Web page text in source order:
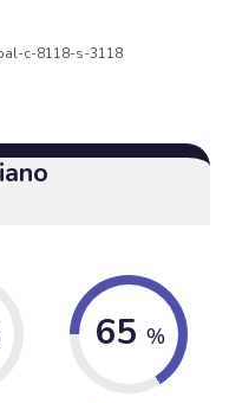
c-8118-s-3118
65 %